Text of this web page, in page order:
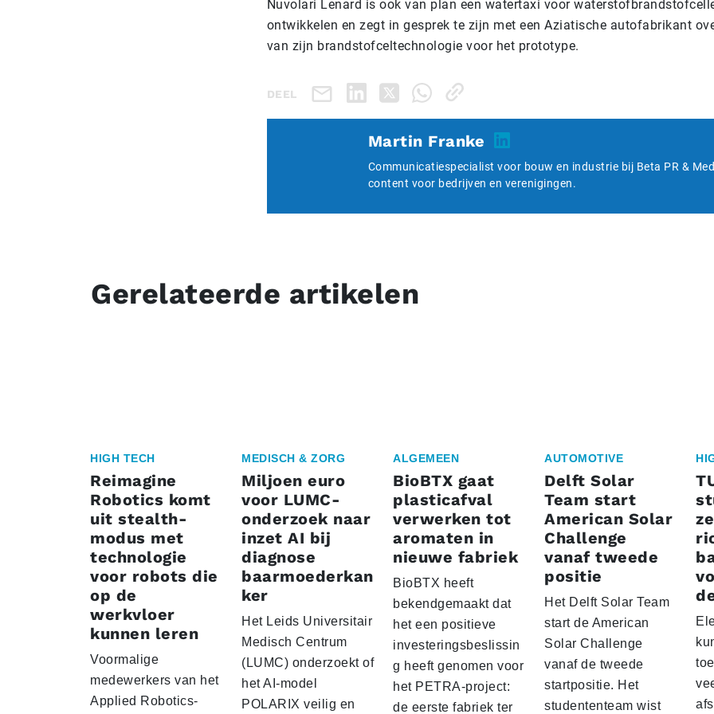
Nuvolari Lenard is ook van plan een watertaxi voor
ontwikkelen en zegt in gesprek te zijn met een Aziatische autofabrikant
van zijn brandstofceltechnologie voor het prototype.
DEEL
Martin Franke
Communicatiespecialist voor bouw en industrie bij Beta PR &
content voor bedrijven en verenigingen.
Gerelateerde artikelen
HIGH TECH
Reimagine
Robotics komt
uit stealth-
modus met
technologie
voor robots die
op de
werkvloer
kunnen leren
Voormalige
medewerkers van het
Applied Robotics-
MEDISCH & ZORG
Miljoen euro
voor LUMC-
onderzoek naar
inzet AI bij
diagnose
baarmoederkan
ker
Het Leids Universitair
Medisch Centrum
(LUMC) onderzoekt of
het AI-model
POLARIX veilig en
ALGEMEEN
BioBTX gaat
plasticafval
verwerken tot
aromaten in
nieuwe fabriek
BioBTX heeft
bekendgemaakt dat
het een positieve
investeringsbeslissin
g heeft genomen voor
het PETRA-project:
de eerste fabriek ter
AUTOMOTIVE
Delft Solar
Team start
American Solar
Challenge
vanaf tweede
positie
Het Delft Solar Team
start de American
Solar Challenge
vanaf de tweede
startpositie. Het
studententeam wist